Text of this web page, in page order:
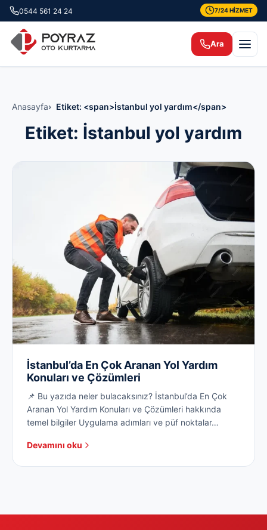
0544 561 24 24 7/24 HİZMET
Ara
Anasayfa Etiket: <span>İstanbul yol yardım</span>
Etiket: İstanbul yol yardım
İstanbul’da En Çok Aranan Yol Yardım
Konuları ve Çözümleri
📌 Bu yazıda neler bulacaksınız? İstanbul’da En Çok
Aranan Yol Yardım Konuları ve Çözümleri hakkında
temel bilgiler Uygulama adımları ve püf noktalar…
Devamını oku